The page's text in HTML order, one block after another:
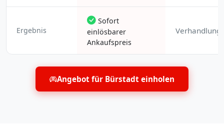
Ergebnis
Sofort
einlösbarer
Ankaufspreis
Angebot für Bürstadt einholen